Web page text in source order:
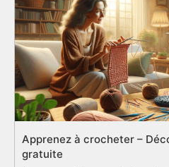
Apprenez à crocheter –
gratuite